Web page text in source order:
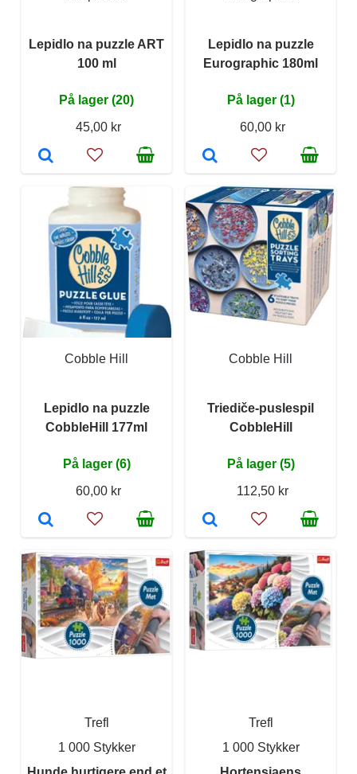
Lepidlo na puzzle ART
100 ml
På lager (20)
45,00 kr
Lepidlo na puzzle
Eurographic 180ml
På lager (1)
60,00 kr
Cobble Hill
Lepidlo na puzzle
CobbleHill 177ml
På lager (6)
60,00 kr
Cobble Hill
Triediče-puslespil
CobbleHill
På lager (5)
112,50 kr
Trefl
1 000 Stykker
Trefl
1 000 Stykker